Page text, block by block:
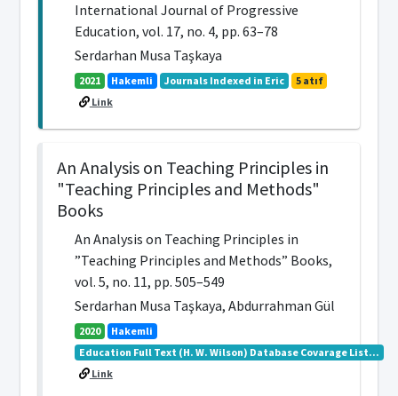
International Journal of Progressive
Education, vol. 17, no. 4, pp. 63–78
Serdarhan Musa Taşkaya
2021 Hakemli Journals Indexed in Eric
5 atıf
Link
An Analysis on Teaching Principles in
"Teaching Principles and Methods"
Books
An Analysis on Teaching Principles in
”Teaching Principles and Methods” Books,
vol. 5, no. 11, pp. 505–549
Serdarhan Musa Taşkaya, Abdurrahman Gül
2020
Hakemli
Education Full Text (H. W. Wilson) Database Covarage List...
Link